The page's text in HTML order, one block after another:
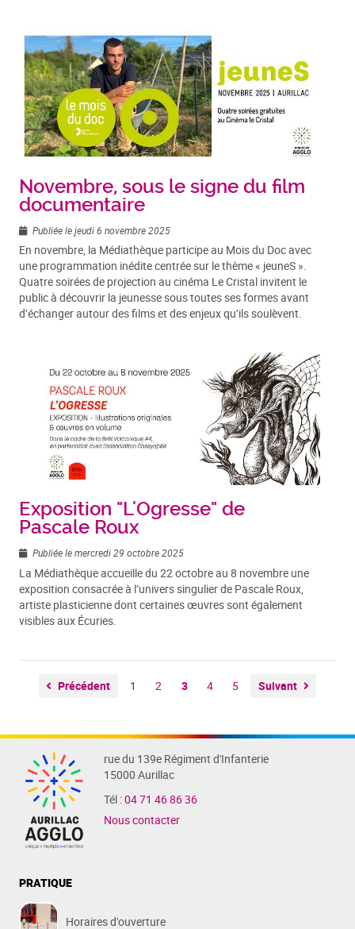
Novembre, sous le signe du film
documentaire
Publiée le jeudi 6 novembre 2025
En novembre, la Médiathèque participe au Mois du Doc avec
une programmation inédite centrée sur le thème « jeuneS ».
Quatre soirées de projection au cinéma Le Cristal invitent le
public à découvrir la jeunesse sous toutes ses formes avant
d’échanger autour des films et des enjeux qu’ils soulèvent.
Exposition "L'Ogresse" de
Pascale Roux
Publiée le mercredi 29 octobre 2025
La Médiathèque accueille du 22 octobre au 8 novembre une
exposition consacrée à l’univers singulier de Pascale Roux,
artiste plasticienne dont certaines œuvres sont également
visibles aux Écuries.
Précédent 1 2 3 4 5 Suivant
rue du 139e Régiment d'Infanterie
15000 Aurillac
Tél :04 71 46 86 36
Nous contacter
PRATIQUE
Horaires d'ouverture